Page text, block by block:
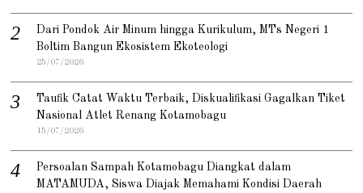
Dari Pondok Air Minum hingga Kurikulum, MTs Negeri 1
Boltim Bangun Ekosistem Ekoteologi
25/07/2026
Taufik Catat Waktu Terbaik, Diskualifikasi Gagalkan Tiket
Nasional Atlet Renang Kotamobagu
15/07/2026
Persoalan Sampah Kotamobagu Diangkat dalam
MATAMUDA, Siswa Diajak Memahami Kondisi Daerah